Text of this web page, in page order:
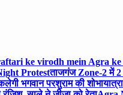
ke virodh mein Agra
Protestताजगंज Zone-2 में 2
भगवान परशुराम की शोभायात्रा